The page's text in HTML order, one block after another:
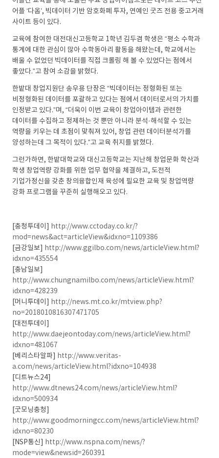
어플 ‘다옴’, 빅데이터 기반 암호화폐 투자, 연예인 굿즈 전용 중고거래
사이트 등이 있다.
교육에 참여한 대전대신고등학교 1학년 김두겸 학생은 “평소 수학과
통계에 대한 관심이 많아 수학동아리 활동을 해왔는데, 학교에서는
배울 수 없었던 빅데이터를 직접 크롤링 해 볼 수 있었다는 점에서
좋았다.”고 참여 소감을 밝혔다.
한밭대 창업지원단 송우용 단장은 “빅데이터는 정형화된 또는
비정형화된 데이터를 포괄하고 있다는 점에서 데이터로서의 가치를
인정받고 있다.”며, “더욱이 이번 교육이 창업아이템과 관련한
데이터를 수집하고 정제하는 것 뿐만 아니라 분석·해석할 수 있는
역량을 키우는 데 초점이 맞춰져 있어, 창업 관련 데이터분석가를
양성하는데 그 목적이 있다.”고 교육 취지를 밝혔다.
그런가하면, 한밭대학교와 대신고등학교는 지난해 창업문화 학산과
학생 창업역량 강화를 위한 업무 협약을 체결하고, 도전적
기업가정신을 갖춘 창의융합인재 육성에 필요한 교육 및 창업역량
강화 프로그램을 꾸준히 실행해오고 있다.
[충청투데이] http://www.cctoday.co.kr/?
mod=news&act=articleView&idxno=1109386
[금강일보] http://www.ggilbo.com/news/articleView.html?
idxno=435554
[충남일보]
http://www.chungnamilbo.com/news/articleView.html?
idxno=428239
[머니투데이] http://news.mt.co.kr/mtview.php?
no=2018010816307471705
[대전투데이]
http://www.daejeontoday.com/news/articleView.html?
idxno=481067
[베리스타알파] http://www.veritas-
a.com/news/articleView.html?idxno=104938
[디트뉴스24]
http://www.dtnews24.com/news/articleView.html?
idxno=500934
[굿모닝충청]
http://www.goodmorningcc.com/news/articleView.html?
idxno=80230
[NSP통신] http://www.nspna.com/news/?
mode=view&newsid=260391